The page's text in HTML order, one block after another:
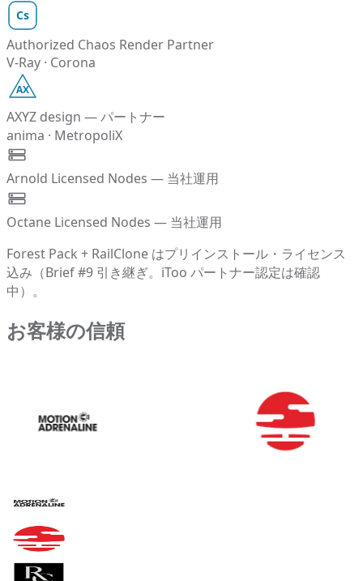
Cs
Authorized Chaos Render Partner
V-Ray · Corona
AX
AXYZ design — パートナー
anima · MetropoliX
Arnold Licensed Nodes — 当社運用
Octane Licensed Nodes — 当社運用
Forest Pack + RailClone はプリインストール・ライセンス
込み（Brief #9 引き継ぎ。iToo パートナー認定は確認
中）。
お客様の信頼